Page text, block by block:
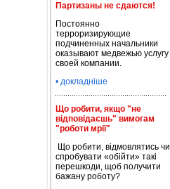
Партизаны не сдаются!
Постоянно
терроризирующие
подчиненных начальники
оказывают медвежью услугу
своей компании.
• докладніше
Що робити, якщо "не
відповідаєшь" вимогам
"роботи мрії"
Що робити, відмовлятись чи
спробувати «обійти» такі
перешкоди, щоб получити
бажану роботу?